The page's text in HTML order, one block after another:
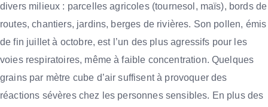
divers milieux : parcelles agricoles (tournesol, maïs), bords de
routes, chantiers, jardins, berges de rivières. Son pollen, émis
de fin juillet à octobre, est l’un des plus agressifs pour les
voies respiratoires, même à faible concentration. Quelques
grains par mètre cube d’air suffisent à provoquer des
réactions sévères chez les personnes sensibles. En plus des